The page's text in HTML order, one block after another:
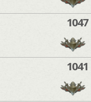
1047
1041